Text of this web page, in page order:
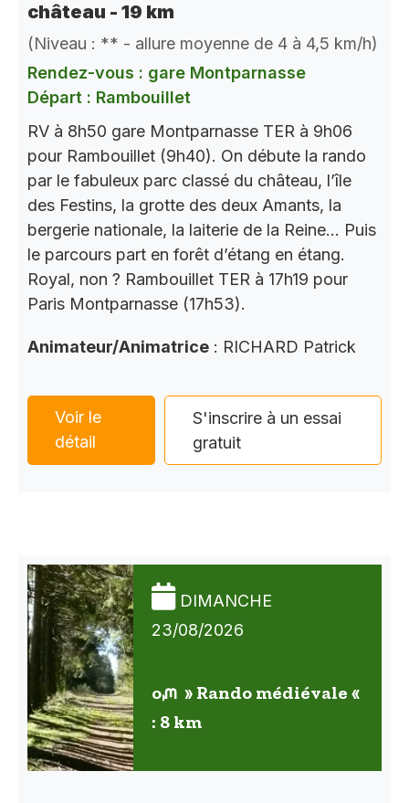
château - 19 km
(Niveau : ** - allure moyenne de 4 à 4,5 km/h)
Rendez-vous : gare Montparnasse
Départ : Rambouillet
RV à 8h50 gare Montparnasse TER à 9h06
pour Rambouillet (9h40). On débute la rando
par le fabuleux parc classé du château, l’île
des Festins, la grotte des deux Amants, la
bergerie nationale, la laiterie de la Reine… Puis
le parcours part en forêt d’étang en étang.
Royal, non ? Rambouillet TER à 17h19 pour
Paris Montparnasse (17h53).
Animateur/Animatrice : RICHARD Patrick
Voir le
détail
S'inscrire à un essai
gratuit
DIMANCHE
23/08/2026
oᘻ » Rando médiévale «
: 8 km